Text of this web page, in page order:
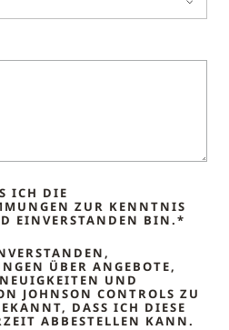
ICH DIE
ZUR KENNTNIS
EINVERSTANDEN BIN.*
ÜBER ANGEBOTE,
UND
JOHNSON CONTROLS ZU
DASS ICH DIESE
ABBESTELLEN KANN.